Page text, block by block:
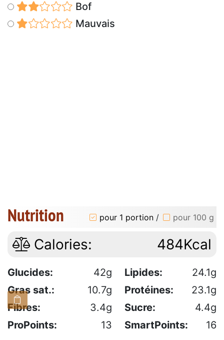
Bof
Mauvais
Nutrition pour 1 portion / pour 100 g
Calories: 484Kcal
Glucides: 42g Lipides:
24.1g
Gras sat.:
10.7g Protéines:
23.1g
Fibres:
3.4g Sucre:
4.4g
ProPoints:
13 SmartPoints: 16